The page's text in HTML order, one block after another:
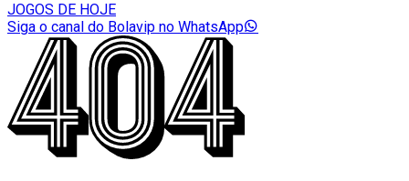
JOGOS DE HOJE
Siga o canal do Bolavip no WhatsApp